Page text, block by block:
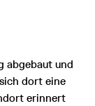
abgebaut und
dort eine
erinnert